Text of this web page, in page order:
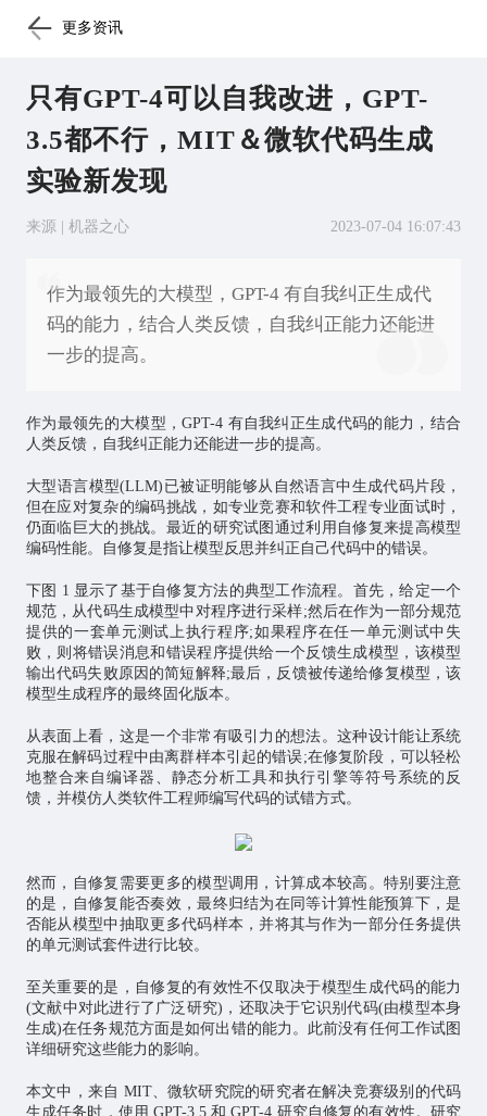
更多资讯
只有GPT-4可以自我改进，GPT-
3.5都不行，MIT＆微软代码生成
实验新发现
来源 | 机器之心 2023-07-04 16:07:43
作为最领先的大模型，GPT-4 有自我纠正生成代
码的能力，结合人类反馈，自我纠正能力还能进
一步的提高。
作为最领先的大模型，GPT-4 有自我纠正生成代码的能力，结合
人类反馈，自我纠正能力还能进一步的提高。
大型语言模型(LLM)已被证明能够从自然语言中生成代码片段，
但在应对复杂的编码挑战，如专业竞赛和软件工程专业面试时，
仍面临巨大的挑战。最近的研究试图通过利用自修复来提高模型
编码性能。自修复是指让模型反思并纠正自己代码中的错误。
下图 1 显示了基于自修复方法的典型工作流程。首先，给定一个
规范，从代码生成模型中对程序进行采样;然后在作为一部分规范
提供的一套单元测试上执行程序;如果程序在任一单元测试中失
败，则将错误消息和错误程序提供给一个反馈生成模型，该模型
输出代码失败原因的简短解释;最后，反馈被传递给修复模型，该
模型生成程序的最终固化版本。
从表面上看，这是一个非常有吸引力的想法。这种设计能让系统
克服在解码过程中由离群样本引起的错误;在修复阶段，可以轻松
地整合来自编译器、静态分析工具和执行引擎等符号系统的反
馈，并模仿人类软件工程师编写代码的试错方式。
然而，自修复需要更多的模型调用，计算成本较高。特别要注意
的是，自修复能否奏效，最终归结为在同等计算性能预算下，是
否能从模型中抽取更多代码样本，并将其与作为一部分任务提供
的单元测试套件进行比较。
至关重要的是，自修复的有效性不仅取决于模型生成代码的能力
(文献中对此进行了广泛研究)，还取决于它识别代码(由模型本身
生成)在任务规范方面是如何出错的能力。此前没有任何工作试图
详细研究这些能力的影响。
本文中，来自 MIT、微软研究院的研究者在解决竞赛级别的代码
生成任务时，使用 GPT-3.5 和 GPT-4 研究自修复的有效性。研究